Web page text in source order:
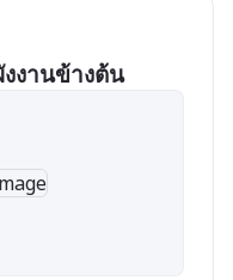
งานข้างต้น